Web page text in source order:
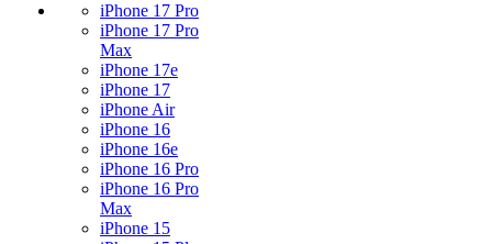
iPhone 17 Pro
iPhone 17 Pro
Max
iPhone 17e
iPhone 17
iPhone Air
iPhone 16
iPhone 16e
iPhone 16 Pro
iPhone 16 Pro
Max
iPhone 15